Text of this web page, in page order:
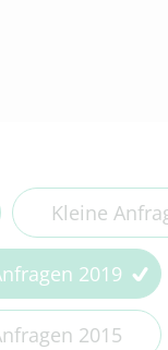
Kleine
2019
2015